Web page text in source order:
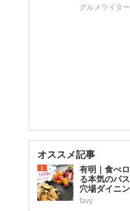
グルメライタ
オススメ記事
1
有明｜食べ
る本気のパ
穴場ダイニ
favy